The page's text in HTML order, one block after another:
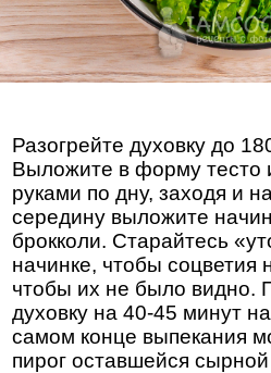
Разогрейте духовку до
Выложите в форму тесто
руками по дну, заходя и
середину выложите
брокколи. Старайтесь
начинке, чтобы соцветия
чтобы их не было видно.
духовку на 40-45 минут
самом конце выпекания
пирог оставшейся